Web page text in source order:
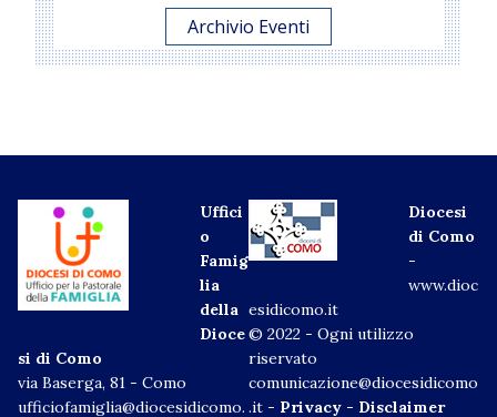
Archivio Eventi
Uffici
o
Famig
lia
della
Dioce
si di Como
via Baserga, 81 - Como
ufficiofamiglia@diocesidicomo.
Diocesi
di Como
-
www.dioc
esidicomo.it
© 2022 - Ogni utilizzo
riservato
comunicazione@diocesidicomo
.it - Privacy - Disclaimer